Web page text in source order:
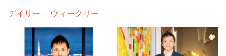
デイリー
ウィークリー